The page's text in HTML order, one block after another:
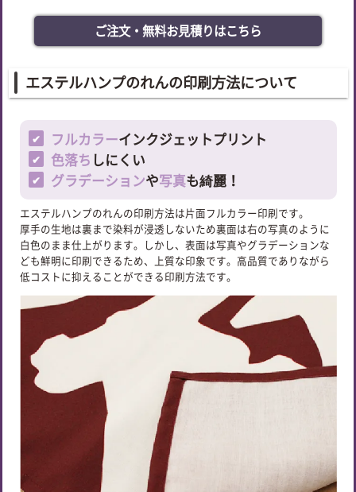
ご注文・無料お見積りはこちら
エステルハンプのれんの印刷方法について
フルカラーインクジェットプリント
色落ち しにくい
グラデーションや写真も綺麗！
エステルハンプのれんの印刷方法は片面フルカラー印刷です。
厚手の生地は裏まで染料が浸透しないため裏面は右の写真のように
白色のまま仕上がります。しかし、表面は写真やグラデーションな
ども鮮明に印刷できるため、上質な印象です。高品質でありながら
低コストに抑えることができる印刷方法です。